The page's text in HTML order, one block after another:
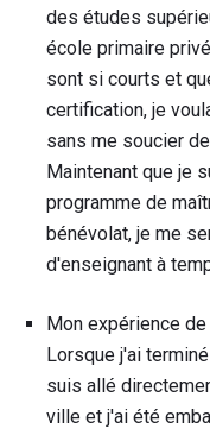
des études
école primaire
sont si courts et
certification, je
sans me soucier
Maintenant que je
programme de
bénévolat, je me
d'enseignant à
Mon expérience
Lorsque j'ai
suis allé
ville et j'ai été